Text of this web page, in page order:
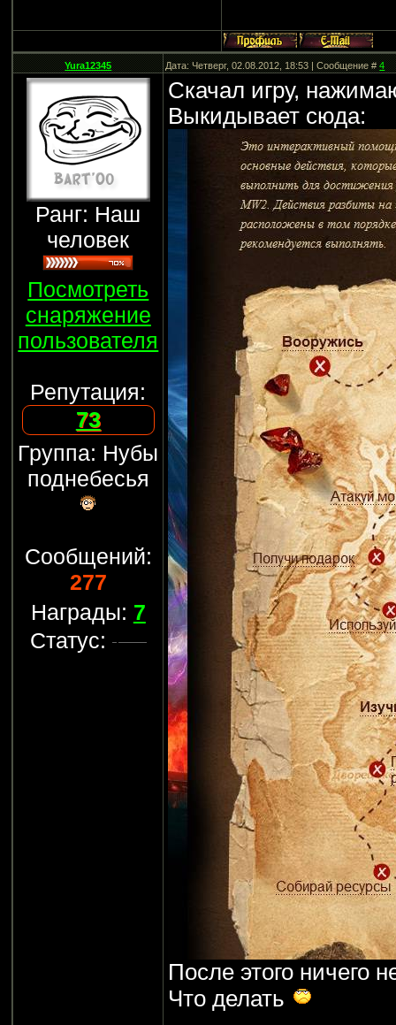
Yura12345 Дата: Четверг, 02.08.2012, 18:53 | Сообщение #4
Ранг: Наш
человек
Посмотреть
снаряжение
пользователя
Репутация:
73
Группа: Нубы
поднебесья
Сообщений:
277
Награды: 7
Статус:
Скачал игру,
Выкидывает сюда:
После этого ничего
Что делать